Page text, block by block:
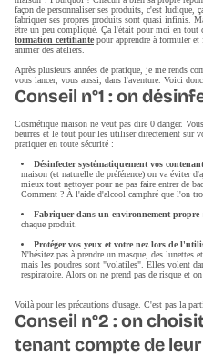
façon de personnaliser ses produits, c'est ludique,
fabriquer ses propres produits sont quasi infinis.
être un peu compliqué. Ça l'était pour moi en tout
formation certifiante pour apprendre à formuler
animer des ateliers.
Après plusieurs années de pratique, je me rends
vous lancer, vous aussi, dans l'aventure. Voici
Conseil n°1 : on
Cosmétique maison ne veut pas dire 0 danger.
beurres et le tout pour les utiliser directement sur
pratiquer en toute sécurité :
Désinfecter systématiquement vos
maison (et naturelle de préférence) on va éviter
mieux tout nettoyer pour ne pas faire entrer de
Comment ? À l'aide d'alcool camphré que l'on
Fabriquer dans un environnement propre
chaque produit.
Protéger vos yeux et votre nez lors de
N'hésitez pas à prendre un masque, des
mais les poudres sont "volatiles". Elles volent
respiratoire. Alors on ne prend pas de risque et on
Voilà pour les précautions d'usage. C'est pas la
Conseil n°2 : on
tenant compte de